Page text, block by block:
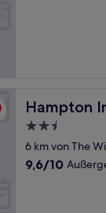
Hampton
Hampton Inn
2.5-
Sterne-
Unterkunft
6 km von The
9.6
9,6/10